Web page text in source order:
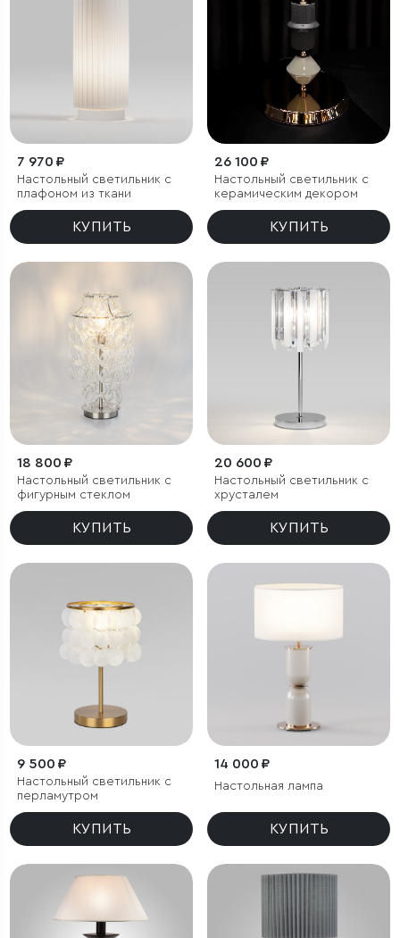
7 970 ₽
Настольный светильник с
плафоном из ткани
КУПИТЬ
26 100 ₽
Настольный светильник с
керамическим декором
КУПИТЬ
18 800 ₽
Настольный светильник с
фигурным стеклом
КУПИТЬ
20 600 ₽
Настольный светильник с
хрусталем
КУПИТЬ
9 500 ₽
Настольный светильник с
перламутром
КУПИТЬ
14 000 ₽
Настольная лампа
КУПИТЬ